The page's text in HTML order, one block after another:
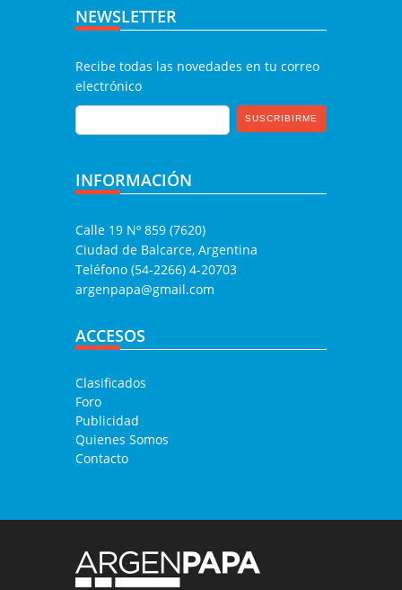
NEWSLETTER
Recibe todas las novedades en tu correo
electrónico
INFORMACIÓN
Calle 19 Nº 859 (7620)
Ciudad de Balcarce, Argentina
Teléfono (54-2266) 4-20703
argenpapa@gmail.com
ACCESOS
Clasificados
Foro
Publicidad
Quienes Somos
Contacto